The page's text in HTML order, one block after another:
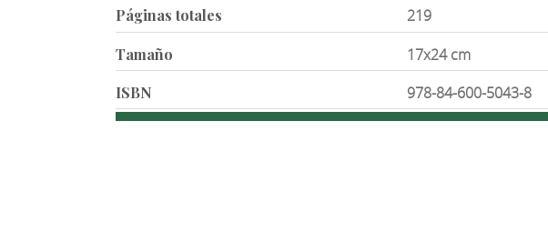
Páginas totales 219
Tamaño 17x24 cm
ISBN 978-84-600-5043-8